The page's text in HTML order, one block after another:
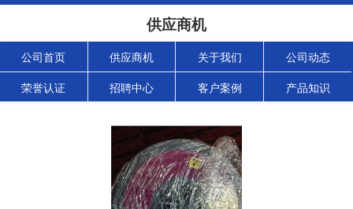
供应商机
公司首页 供应商机 关于我们 公司动态
荣誉认证 招聘中心 客户案例 产品知识